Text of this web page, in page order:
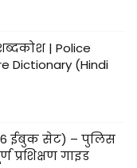
| Police
Dictionary (Hindi
ईबुक सेट) – पुलिस
प्रशिक्षण गाइड